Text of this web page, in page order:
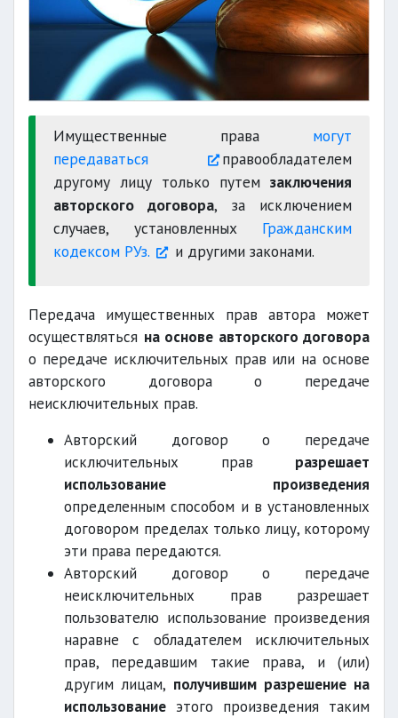
Имущественные права могут
передаваться
правообладателем
другому лицу только путем заключения
авторского договора, за исключением
случаев, установленных Гражданским
кодексом РУз.
и другими законами.
Передача имущественных прав автора может
осуществляться на основе авторского договора
о передаче исключительных прав или на основе
авторского договора о передаче
неисключительных прав.
Авторский договор о передаче
исключительных прав разрешает
использование произведения
определенным способом и в установленных
договором пределах только лицу, которому
эти права передаются.
Авторский договор о передаче
неисключительных прав разрешает
пользователю использование произведения
наравне с обладателем исключительных
прав, передавшим такие права, и (или)
другим лицам, получившим разрешение на
использование этого произведения таким